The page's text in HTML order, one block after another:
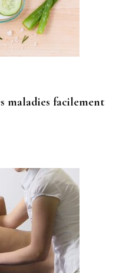
maladies facilement